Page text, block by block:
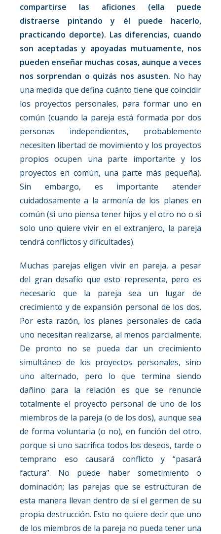
compartirse las aficiones (ella puede
distraerse pintando y él puede hacerlo,
practicando deporte). Las diferencias, cuando
son aceptadas y apoyadas mutuamente, nos
pueden enseñar muchas cosas, aunque a veces
nos sorprendan o quizás nos asusten. No hay
una medida que defina cuánto tiene que coincidir
los proyectos personales, para formar uno en
común (cuando la pareja está formada por dos
personas independientes, probablemente
necesiten libertad de movimiento y los proyectos
propios ocupen una parte importante y los
proyectos en común, una parte más pequeña).
Sin embargo, es importante atender
cuidadosamente a la armonía de los planes en
común (si uno piensa tener hijos y el otro no o si
solo uno quiere vivir en el extranjero, la pareja
tendrá conflictos y dificultades).
Muchas parejas eligen vivir en pareja, a pesar
del gran desafío que esto representa, pero es
necesario que la pareja sea un lugar de
crecimiento y de expansión personal de los dos.
Por esta razón, los planes personales de cada
uno necesitan realizarse, al menos parcialmente.
De pronto no se pueda dar un crecimiento
simultáneo de los proyectos personales, sino
uno alternado, pero lo que termina siendo
dañino para la relación es que se renuncie
totalmente el proyecto personal de uno de los
miembros de la pareja (o de los dos), aunque sea
de forma voluntaria (o no), en función del otro,
porque si uno sacrifica todos los deseos, tarde o
temprano eso causará conflicto y “pasará
factura”. No puede haber sometimiento o
dominación; las parejas que se estructuran de
esta manera llevan dentro de sí el germen de su
propia destrucción. Esto no quiere decir que uno
de los miembros de la pareja no pueda tener una